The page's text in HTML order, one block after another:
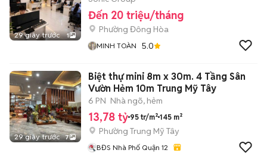
29 giây trước 1
Đến 20 triệu/tháng
Phường Đông Hòa
MINH TOÀN 5.0
29 giây trước 7
Biệt thự mini 8m x 30m. 4 Tầng Sân
Vườn Hẻm 10m Trung Mỹ Tây
6 PN Nhà ngõ, hẻm
13,78 tỷ 95 tr/m² 145 m²
Phường Trung Mỹ Tây
BĐS Nhà Phố Quận 12